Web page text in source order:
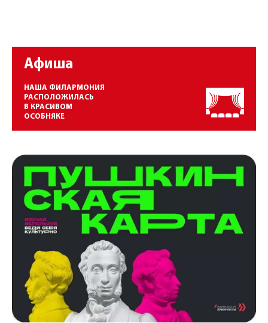
Афиша
НАША ФИЛАРМОНИЯ
РАСПОЛОЖИЛАСЬ
В КРАСИВОМ
ОСОБНЯКЕ